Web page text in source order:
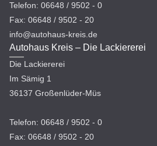
Telefon: 06648 / 9502 - 0
Fax: 06648 / 9502 - 20
info@autohaus-kreis.de
Autohaus Kreis – Die Lackiererei
Die Lackiererei
Im Sämig 1
36137 Großenlüder-Müs
Telefon: 06648 / 9502 - 0
Fax: 06648 / 9502 - 20